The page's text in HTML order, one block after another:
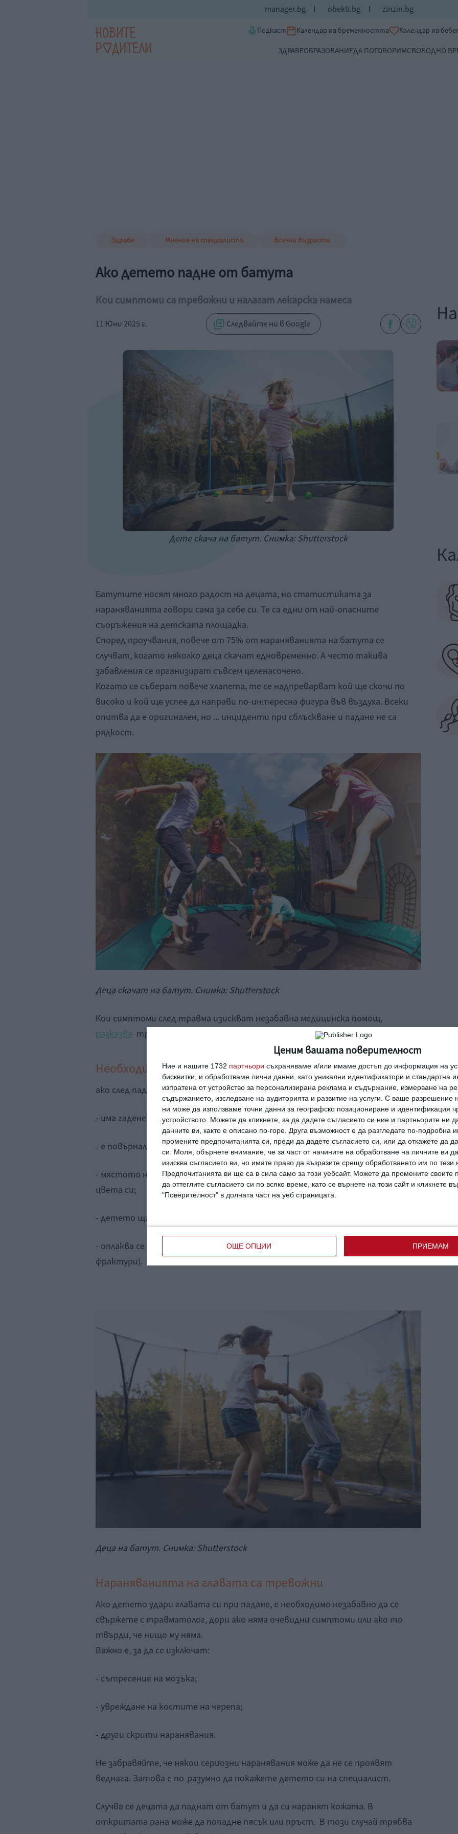
Ценим вашата поверителност
Ние и нашите 1732 партньори съхраняваме и/или имаме достъп до информация на
бисквитки, и обработваме лични данни, като уникални идентификатори и стандартна
изпратена от устройство за персонализирана реклама и съдържание, измерване на
съдържанието, изследване на аудиторията и развитие на услуги. С ваше разрешение
ни може да използваме точни данни за географско позициониране и идентификация
устройството. Можете да кликнете, за да дадете съгласието си ние и партньорите ни
данните ви, както е описано по-горе. Друга възможност е да разгледате по-подробна
промените предпочитанията си, преди да дадете съгласието си, или да откажете да
си.
Моля, обърнете внимание, че за част от начините на обработване на личните ви
изисква съгласието ви, но имате право да възразите срещу обработването им по тези
Предпочитанията ви ще са в сила само за този уебсайт. Можете да промените своите
да оттеглите съгласието си по всяко време, като се върнете на този сайт и кликнете
"Поверителност" в долната част на уеб страницата.
ОЩЕ ОПЦИИ ПРИЕМАМ
manager.bg obekti.bg zinzin.bg
Подкаст Календар на бременността Календар на
ЗДРАВЕОБРАЗОВАНИЕДА ПОГОВОРИМСВОБОДНО
Здраве Мнение на специалиста Всички възрасти
Ако детето падне от батута
Кои симптоми са тревожни и налагат лекарска намеса
11 Юни 2025 г. Следвайте ни в Google
Дете скача на батут. Снимка: Shutterstock
Батутите носят много радост на децата, но статистиката за
нараняванията говори сама за себе си. Те са едни от най-опасните
съоръжения на детската площадка.
Според проучвания, повече от 75% от нараняванията на батута се
случват, когато няколко деца скачат едновременно. А често такива
забавления се организират съвсем целенасочено.
Когато се съберат повече хлапета, те се надпреварват кой ще скочи по
високо и кой ще успее да направи по-интересна фигура във въздуха. Всеки
опитва да е оригинален, но ... инциденти при сблъскване и падане не са
рядкост.
Деца скачат на батут. Снимка: Shutterstock
Кои симптоми след травма изискват незабавна медицинска помощ,
разказва травматолог-ортопед.
Необходима е незабавна медицинска помощ,
ако след падане детето:
- има гадене и главоболие, особено ако тези семптоми се засилят;
- е повърнало (дори веднъж);
- мястото на нараняване е значително подуто, а кожата е променила
цвета си;
- детето щади крайника (не движи ръката или крака, страхува се да стъпи);
- оплаква се от силна болка в ръцете, краката или гърба (за да се изключат
фрактури).
Деца на батут. Снимка: Shutterstock
Нараняванията на главата са тревожни
Ако детето удари главата си при падане, е необходимо незабавно да се
свържете с травматолог, дори ако няма очевидни симптоми или ако то
твърди, че нищо му няма.
Важно е, за да се изключат:
- сътресение на мозъка;
- увреждане на костите на черепа;
- други скрити наранявания.
Не забравяйте, че някои сериозни наранявания може да не се проявят
веднага. Затова е по-разумно да покажете детето си на специалист.
Случва се децата да паднат от батут и да си наранят кожата. В
откритата рана може да попадне пясък или пръст. В този случай трябва